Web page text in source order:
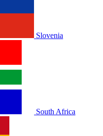
Slovenia
South Africa